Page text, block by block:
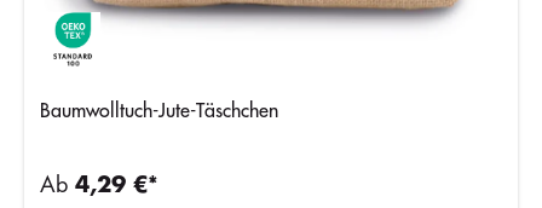
Baumwolltuch-Jute-Täschchen
Ab 4,29 €*